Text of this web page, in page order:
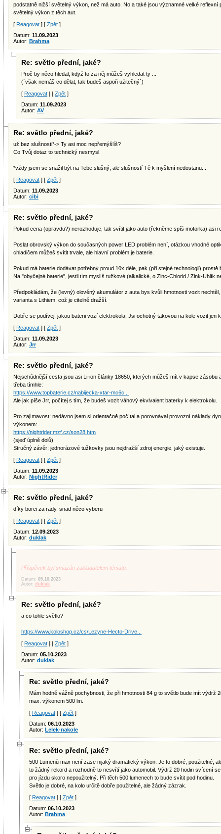
podstatně nižší světelný výkon, než má auto. No a také jsou významné velké reflexní
světelný výkon z těch aut.
[ Reagovat ] [ Zpět ]
Datum: 11.09.2023
Autor: Brahma
Re: světlo přední, jaké?
Proč by něco hledal, když to za něj můžeš vyhledat ty ...
(´však nemáš co dělat, tak budeš aspoň užitečný´)
[ Reagovat ] [ Zpět ]
Datum: 11.09.2023
Autor: AV
Re: světlo přední, jaké?
už bez slušnosti*-> Ty asi moc nepřemýšlíš?
Co Tvůj dotaz to technický nesmysl.
*vždy jsem se snažil být na Tebe slušný, ale slušností Tě k myšlení nedostanu...
[ Reagovat ] [ Zpět ]
Datum: 11.09.2023
Autor: cibi
Re: světlo přední, jaké?
Pokud cena (opravdu?) nerozhoduje, tak svítit jako auto (řekněme spíš motorka) asi
Poslat obrovský výkon do současných power LED problém není, otázkou vhodné
chladičem můžeš svítit trvale, ale hlavní problém je baterie.
Pokud má baterie dodávat potřebný proud 10x déle, pak (při stejné technologii) prostě
Na "obyčejné baterie", jestli tím myslíš tužkové (alkalické, o Zinc-Chlorid / Zink-Uhlík
Předpokládám, že (levný) olověný akumulátor z auta bys kvůli hmotnosti vozit
varianta s Lithiem, což je citelně dražší.
Dobře se podívej, jakou baterii vozí elektrokola. Jsi ochotný takovou na kole vozit jen
[ Reagovat ] [ Zpět ]
Datum: 11.09.2023
Autor: Jrr
Re: světlo přední, jaké?
Nejschůdnější cesta jsou asi Li-ion články 18650, kterých můžeš mít v kapse zásobu
třeba tímhle:
https://www.topbaterie.cz/nabijecka-xtar-mc6c...
Ale jak píše Jrr, počítej s tím, že budeš vozit váhový ekvivalent baterky k elektrokolu.
Pro zajímavost: nedávno jsem si orientačně počítal a porovnával provozní náklady
výkonem:
https://nightrider.mzf.cz/son28.htm
(sjeď úplně dolů)
Stručný závěr: jednorázové tužkovky jsou nejdražší zdroj energie, jaký existuje.
[ Reagovat ] [ Zpět ]
Datum: 11.09.2023
Autor: NightRider
Re: světlo přední, jaké?
díky borci za rady, snad něco vyberu
[ Reagovat ] [ Zpět ]
Datum: 12.09.2023
Autor: duklak
Příspěvek byl smazán zakladatelem tématu.
Datum: 05.10.2023
Autor: duklak
Re: světlo přední, jaké?
a co tohle světlo?
https://www.koloshop.cz/cs/Lezyne-Hecto-Drive...
[ Reagovat ] [ Zpět ]
Datum: 05.10.2023
Autor: duklak
Re: světlo přední, jaké?
Mám hodně vážně pochybnosti, že při hmotnosti 84 g to světlo bude mít výdrž
max. výkonem 500 lm.
[ Reagovat ] [ Zpět ]
Datum: 06.10.2023
Autor: Lelek-nakole
Re: světlo přední, jaké?
500 Lumenů max není zase nijaký dramatický výkon. Je to dobré, použitelné,
to žádný rekord a rozhodně to nesvítí jako automobil. Výdrž 20 hodin svícení
pro jízdu skoro nepoužitelný. Při těch 500 lumenech to bude svítit pod hodinu.
Světlo je dobré, na kolo určitě dobře použitelné, ale žádný zázrak.
[ Reagovat ] [ Zpět ]
Datum: 06.10.2023
Autor: Brahma